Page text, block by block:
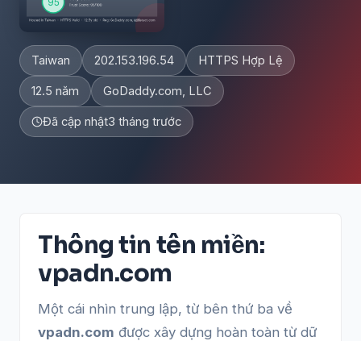
Taiwan 202.153.196.54 HTTPS Hợp Lệ
12.5 năm GoDaddy.com, LLC
Đã cập nhật3 tháng trước
Thông tin tên miền:
vpadn.com
Một cái nhìn trung lập, từ bên thứ ba về
vpadn.com được xây dựng hoàn toàn từ dữ